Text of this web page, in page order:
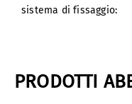
sistema di fissaggio:
PRODOTTI